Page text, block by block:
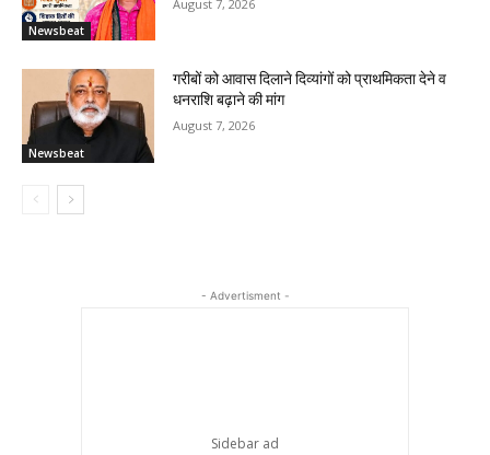
Newsbeat
August 7, 2026
Newsbeat
गरीबों को आवास दिलाने दिव्यांगों को प्राथमिकता देने व
धनराशि बढ़ाने की मांग
August 7, 2026
- Advertisment -